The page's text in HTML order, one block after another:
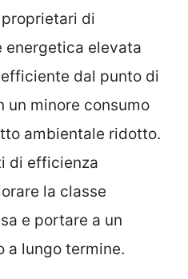
proprietari di
energetica elevata
dal punto di
un minore consumo
ambientale ridotto.
di efficienza
la classe
e portare a un
a lungo termine.